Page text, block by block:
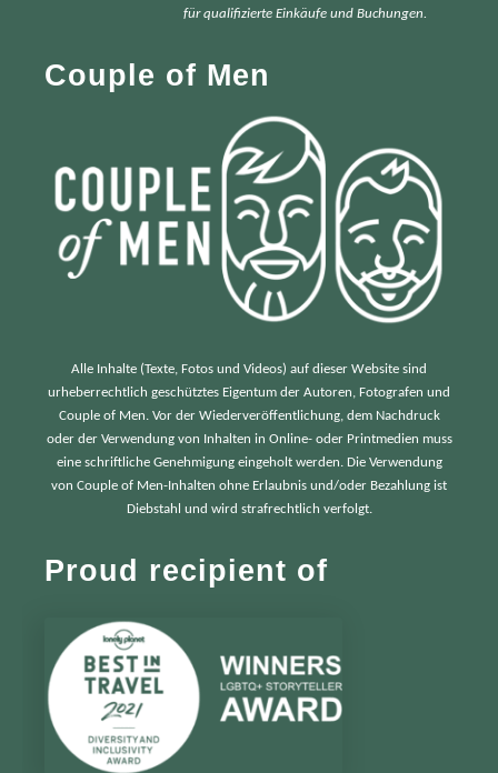
für qualifizierte Einkäufe und Buchungen.
Couple of Men
Alle Inhalte (Texte, Fotos und Videos) auf dieser Website sind
urheberrechtlich geschütztes Eigentum der Autoren, Fotografen und
Couple of Men. Vor der Wiederveröffentlichung, dem Nachdruck
oder der Verwendung von Inhalten in Online- oder Printmedien muss
eine schriftliche Genehmigung eingeholt werden. Die Verwendung
von Couple of Men-Inhalten ohne Erlaubnis und/oder Bezahlung ist
Diebstahl und wird strafrechtlich verfolgt.
Proud recipient of